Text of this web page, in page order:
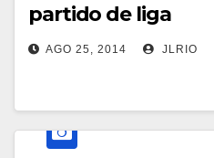
partido de liga
AGO 25, 2014 JLRIO